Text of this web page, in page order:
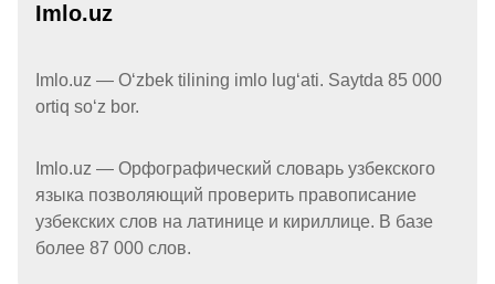
Imlo.uz
Imlo.uz — Oʻzbek tilining imlo lugʻati. Saytda 85 000
ortiq soʻz bor.
Imlo.uz — Орфографический словарь узбекского
языка позволяющий проверить правописание
узбекских слов на латинице и кириллице. В базе
более 87 000 слов.